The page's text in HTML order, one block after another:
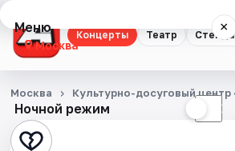
Концерты Театр
Меню ×
Москва
Концерты
Театр
Ночной режим ☾
Москва Культурно-досуговый